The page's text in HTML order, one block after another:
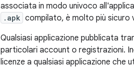
associata in modo univoco
.apk compilato, è molto più sicuro
Qualsiasi applicazione pubblicata
particolari account o registrazioni.
licenze a qualsiasi applicazione che